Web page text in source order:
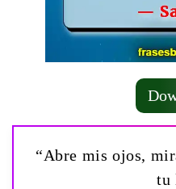
“Abre mis ojos,
tu